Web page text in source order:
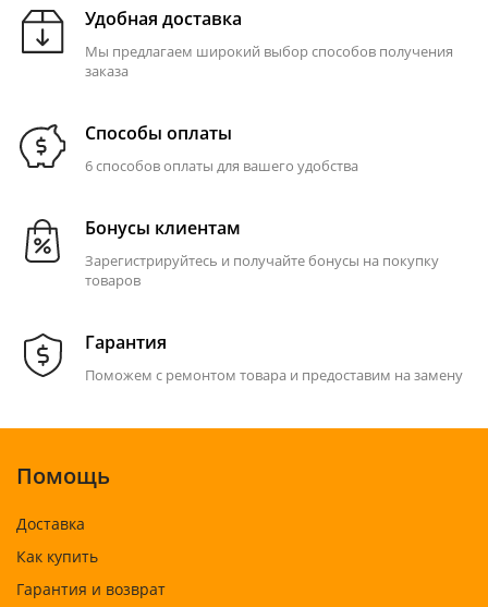
Удобная доставка
Мы предлагаем широкий выбор способов получения
заказа
Способы оплаты
6 способов оплаты для вашего удобства
Бонусы клиентам
Зарегистрируйтесь и получайте бонусы на покупку
товаров
Гарантия
Поможем с ремонтом товара и предоставим на замену
Помощь
Доставка
Как купить
Гарантия и возврат